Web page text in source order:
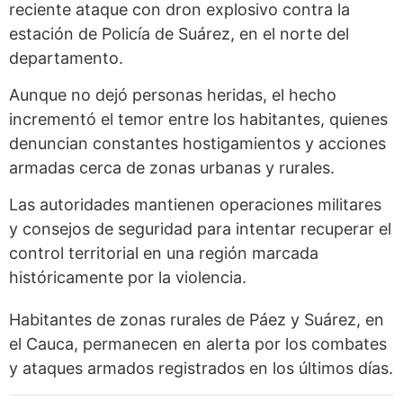
reciente ataque con dron explosivo contra la
estación de Policía de Suárez, en el norte del
departamento.
Aunque no dejó personas heridas, el hecho
incrementó el temor entre los habitantes, quienes
denuncian constantes hostigamientos y acciones
armadas cerca de zonas urbanas y rurales.
Las autoridades mantienen operaciones militares
y consejos de seguridad para intentar recuperar el
control territorial en una región marcada
históricamente por la violencia.
Habitantes de zonas rurales de Páez y Suárez, en
el Cauca, permanecen en alerta por los combates
y ataques armados registrados en los últimos días.